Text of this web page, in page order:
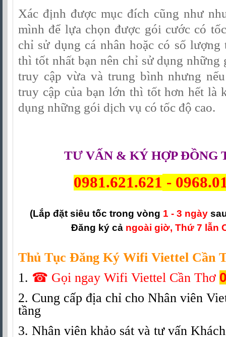
Xác định được mục đích cũng như
mình để lựa chọn được gói cước có
chỉ sử dụng cá nhân hoặc có số
thì tốt nhất bạn nên chỉ sử dụng những
truy cập vừa và trung bình nhưng
truy cập của bạn lớn thì tốt hơn hết là
dụng những gói dịch vụ có tốc độ cao.
TƯ VẤN & KÝ HỢP ĐỒNG
0981.621.621 -
(Lắp đặt siêu tốc trong vòng 1 - 3 ngày
Đăng ký cả ngoài giờ, Thứ 7 lẫn
Thủ Tục Đăng Ký Wifi Viettel Cần
1. ☎ Gọi ngay Wifi Viettel Cần Thơ
2. Cung cấp địa chỉ cho Nhân viên
tầng
3. Nhân viên khảo sát và tư vấn